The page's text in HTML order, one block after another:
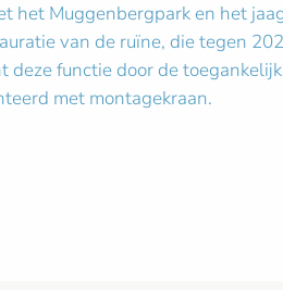
Muggenbergpark en het
van de ruïne, die tegen
functie door de
met montagekraan.